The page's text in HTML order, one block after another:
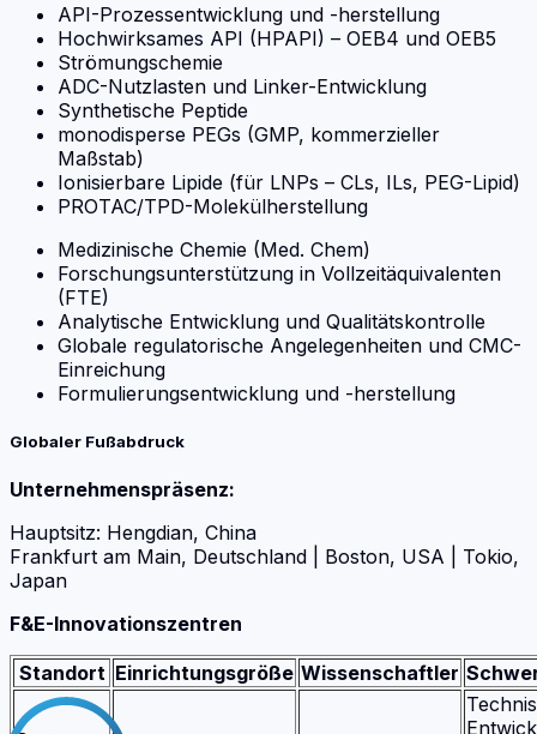
API-Prozessentwicklung und -herstellung
Hochwirksames API (HPAPI) – OEB4 und OEB5
Strömungschemie
ADC-Nutzlasten und Linker-Entwicklung
Synthetische Peptide
monodisperse PEGs (GMP, kommerzieller
Maßstab)
Ionisierbare Lipide (für LNPs – CLs, ILs, PEG-Lipid)
PROTAC/TPD-Molekülherstellung
Medizinische Chemie (Med. Chem)
Forschungsunterstützung in Vollzeitäquivalenten
(FTE)
Analytische Entwicklung und Qualitätskontrolle
Globale regulatorische Angelegenheiten und CMC-
Einreichung
Formulierungsentwicklung und -herstellung
Globaler Fußabdruck
Unternehmenspräsenz:
Hauptsitz: Hengdian, China
Frankfurt am Main, Deutschland | Boston, USA | Tokio,
Japan
F&E-Innovationszentren
Standort Einrichtungsgröße Wissenschaftler